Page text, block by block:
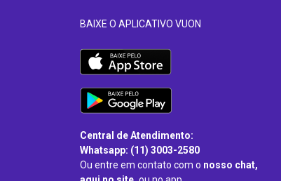
BAIXE O APLICATIVO VUON
Central de Atendimento:
Whatsapp: (11) 3003-2580
Ou entre em contato com o nosso chat,